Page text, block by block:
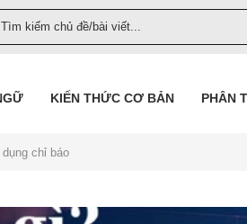
KIẾN THỨC CƠ BẢN PHÂN
chỉ báo